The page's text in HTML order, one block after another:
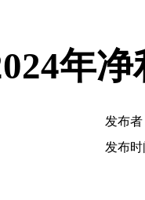
年
发布
发布